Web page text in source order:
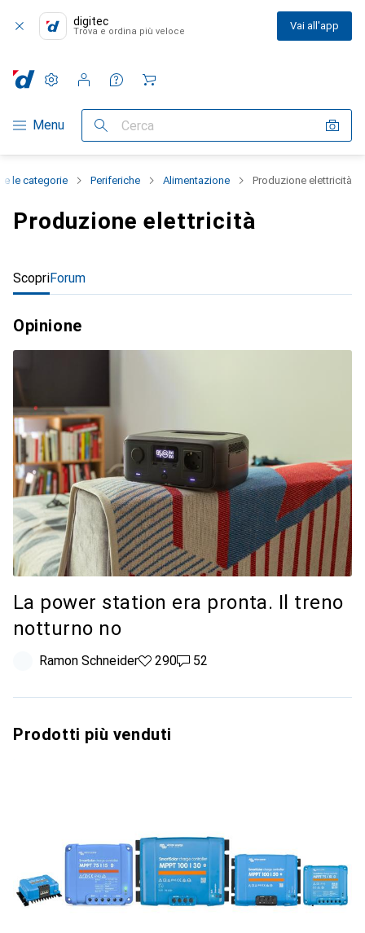
digitec
Trova e ordina più veloce Vai all'app
Categoria Navigazione
Menu Cerca
Impostazioni
Conto cliente
Liste di confronto
Liste dei desideri
Carrello
le categorie Periferiche Alimentazione Produzione elettricità
Produzione elettricità
ScopriForum
Opinione
La power station era pronta. Il treno
notturno no
Ramon Schneider290 like
29052 commenti
52
Prodotti più venduti